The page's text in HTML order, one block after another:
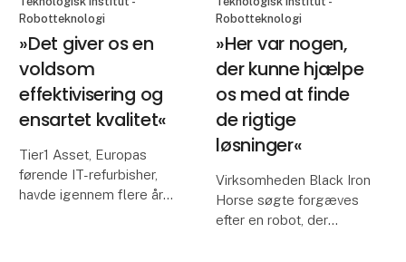
Robotteknologi
»Det giver os en
voldsom
effektivisering og
ensartet kvalitet«
Tier1 Asset, Europas
førende IT-refurbisher,
havde igennem flere år
Robotteknologi
»Her var nogen,
der kunne hjælpe
os med at finde
de rigtige
løsninger«
Virksomheden Black Iron
Horse søgte forgæves
efter en robot, der